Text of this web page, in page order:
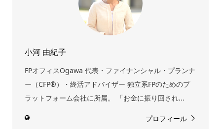
小河 由紀子
FPオフィスOgawa 代表・ファイナンシャル・プランナ
ー（CFP®）・終活アドバイザー 独立系FPのためのプ
ラットフォーム会社に所属。 「お金に振り回され...
プロフィール